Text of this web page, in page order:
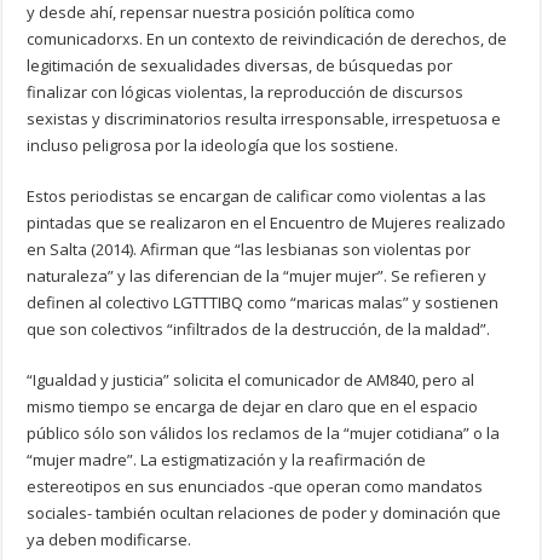
y desde ahí, repensar nuestra posición política como
comunicadorxs. En un contexto de reivindicación de derechos, de
legitimación de sexualidades diversas, de búsquedas por
finalizar con lógicas violentas, la reproducción de discursos
sexistas y discriminatorios resulta irresponsable, irrespetuosa e
incluso peligrosa por la ideología que los sostiene.
Estos periodistas se encargan de calificar como violentas a las
pintadas que se realizaron en el Encuentro de Mujeres realizado
en Salta (2014). Afirman que “las lesbianas son violentas por
naturaleza” y las diferencian de la “mujer mujer”. Se refieren y
definen al colectivo LGTTTIBQ como “maricas malas” y sostienen
que son colectivos “infiltrados de la destrucción, de la maldad”.
“Igualdad y justicia” solicita el comunicador de AM840, pero al
mismo tiempo se encarga de dejar en claro que en el espacio
público sólo son válidos los reclamos de la “mujer cotidiana” o la
“mujer madre”. La estigmatización y la reafirmación de
estereotipos en sus enunciados -que operan como mandatos
sociales- también ocultan relaciones de poder y dominación que
ya deben modificarse.